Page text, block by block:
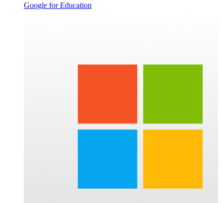
Google for Education